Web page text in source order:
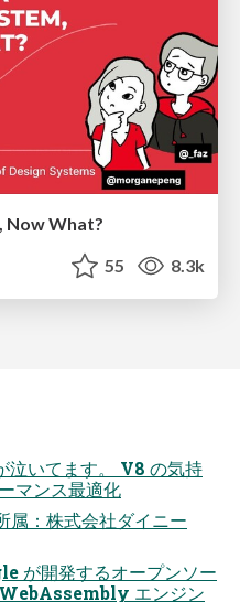
Now What?
55 8.3k
いてます。 V8 の気持
マンス最適化
属：株式会社ダイニー
が開発するオープンソー
エンジン